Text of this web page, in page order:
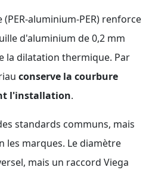
aluminium-PER) renforce
d'aluminium de 0,2 mm
la dilatation thermique. Par
conserve la courbure
l'installation.
standards communs, mais
les marques. Le diamètre
mais un raccord Viega